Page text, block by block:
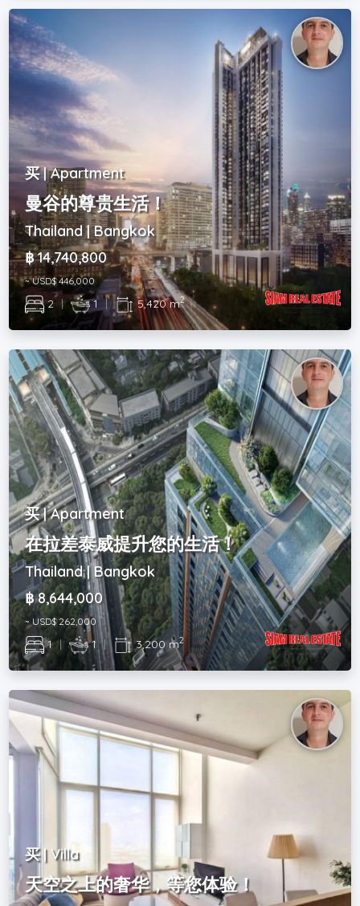
买 | Apartment
曼谷的尊贵生活！
Thailand | Bangkok
฿ 14,740,800
~ USD$ 446,000
2 | 1 | 5,420 m2
买 | Apartment
在拉差泰威提升您的生活！
Thailand | Bangkok
฿ 8,644,000
~ USD$ 262,000
1 | 1 | 3,200 m2
买 | Villa
天空之上的奢华，等您体验！